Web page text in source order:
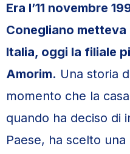
Era l’11 novembre
Conegliano
Italia, oggi la filiale
Amorim. Una storia
momento che la
quando ha deciso di
Paese, ha scelto